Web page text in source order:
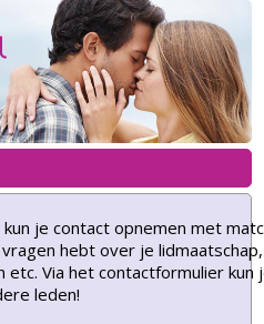
je contact opnemen met
hebt over je lidmaatschap,
Via het contactformulier kun
leden!